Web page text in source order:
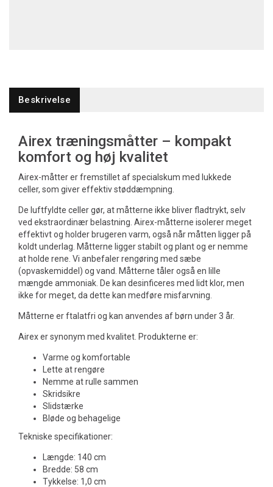
Beskrivelse
Airex træningsmåtter – kompakt
komfort og høj kvalitet
Airex-måtter er fremstillet af specialskum med lukkede
celler, som giver effektiv støddæmpning.
De luftfyldte celler gør, at måtterne ikke bliver fladtrykt, selv
ved ekstraordinær belastning. Airex-måtterne isolerer meget
effektivt og holder brugeren varm, også når måtten ligger på
koldt underlag. Måtterne ligger stabilt og plant og er nemme
at holde rene. Vi anbefaler rengøring med sæbe
(opvaskemiddel) og vand. Måtterne tåler også en lille
mængde ammoniak. De kan desinficeres med lidt klor, men
ikke for meget, da dette kan medføre misfarvning.
Måtterne er ftalatfri og kan anvendes af børn under 3 år.
Airex er synonym med kvalitet. Produkterne er:
Varme og komfortable
Lette at rengøre
Nemme at rulle sammen
Skridsikre
Slidstærke
Bløde og behagelige
Tekniske specifikationer:
Længde: 140 cm
Bredde: 58 cm
Tykkelse: 1,0 cm